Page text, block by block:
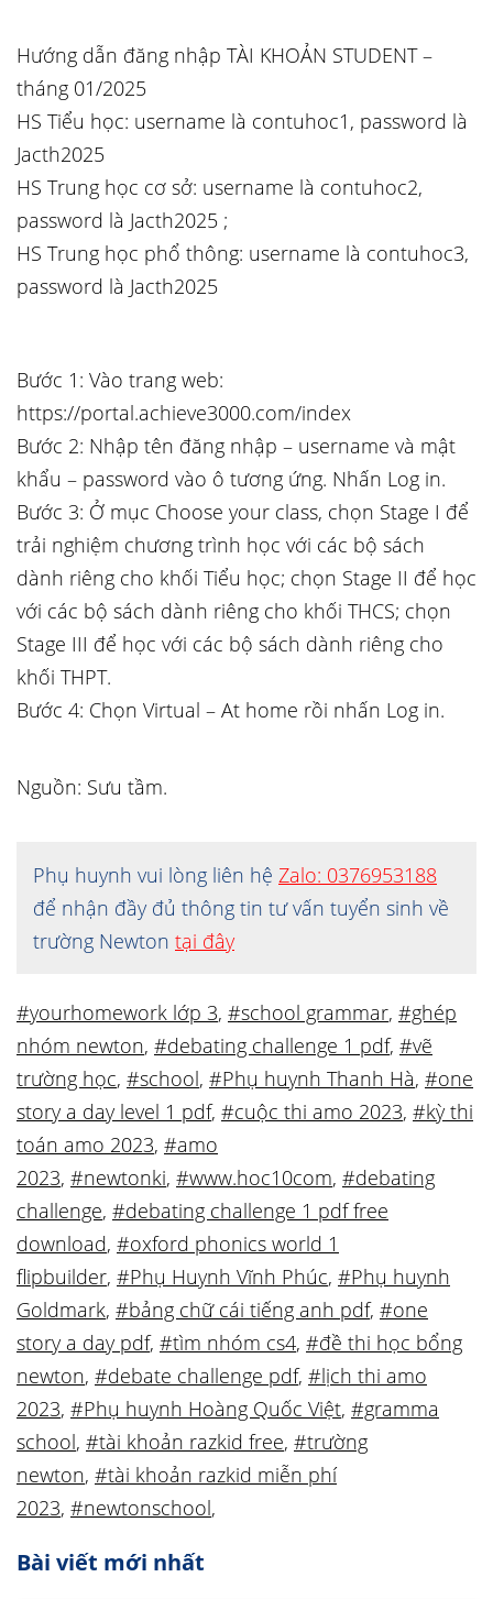
Hướng dẫn đăng nhập TÀI KHOẢN STUDENT –
tháng 01/2025
HS Tiểu học: username là contuhoc1, password là
Jacth2025
HS Trung học cơ sở: username là contuhoc2,
password là Jacth2025 ;
HS Trung học phổ thông: username là contuhoc3,
password là Jacth2025
Bước 1: Vào trang web:
https://portal.achieve3000.com/index
Bước 2: Nhập tên đăng nhập – username và mật
khẩu – password vào ô tương ứng. Nhấn Log in.
Bước 3: Ở mục Choose your class, chọn Stage I để
trải nghiệm chương trình học với các bộ sách
dành riêng cho khối Tiểu học; chọn Stage II để học
với các bộ sách dành riêng cho khối THCS; chọn
Stage III để học với các bộ sách dành riêng cho
khối THPT.
Bước 4: Chọn Virtual – At home rồi nhấn Log in.
Nguồn: Sưu tầm.
Phụ huynh vui lòng liên hệ Zalo: 0376953188
để nhận đầy đủ thông tin tư vấn tuyển sinh về
trường Newton tại đây
#yourhomework lớp 3, #school grammar, #ghép
nhóm newton, #debating challenge 1 pdf, #vẽ
trường học, #school, #Phụ huynh Thanh Hà, #one
story a day level 1 pdf, #cuộc thi amo 2023, #kỳ thi
toán amo 2023, #amo
2023, #newtonki, #www.hoc10com, #debating
challenge, #debating challenge 1 pdf free
download, #oxford phonics world 1
flipbuilder, #Phụ Huynh Vĩnh Phúc, #Phụ huynh
Goldmark, #bảng chữ cái tiếng anh pdf, #one
story a day pdf, #tìm nhóm cs4, #đề thi học bổng
newton, #debate challenge pdf, #lịch thi amo
2023, #Phụ huynh Hoàng Quốc Việt, #gramma
school, #tài khoản razkid free, #trường
newton, #tài khoản razkid miễn phí
2023, #newtonschool,
Bài viết mới nhất